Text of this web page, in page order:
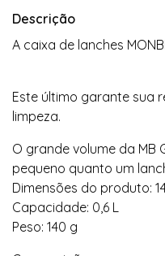
Descrição
A caixa de lanches
Este último garante sua
limpeza.
O grande volume da MB
pequeno quanto um
Dimensões do produto:
Capacidade: 0,6 L
Peso: 140 g